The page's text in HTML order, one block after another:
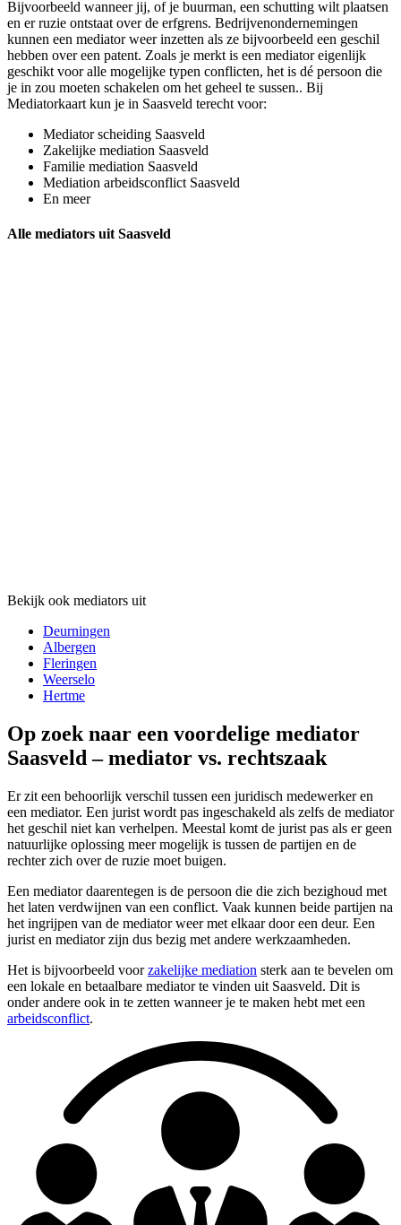
Bijvoorbeeld wanneer jij, of je buurman, een schutting wilt plaatsen
en er ruzie ontstaat over de erfgrens. Bedrijvenondernemingen
kunnen een mediator weer inzetten als ze bijvoorbeeld een geschil
hebben over een patent. Zoals je merkt is een mediator eigenlijk
geschikt voor alle mogelijke typen conflicten, het is dé persoon die
je in zou moeten schakelen om het geheel te sussen.. Bij
Mediatorkaart kun je in Saasveld terecht voor:
Mediator scheiding Saasveld
Zakelijke mediation Saasveld
Familie mediation Saasveld
Mediation arbeidsconflict Saasveld
En meer
Alle mediators uit Saasveld
Bekijk ook mediators uit
Deurningen
Albergen
Fleringen
Weerselo
Hertme
Op zoek naar een voordelige mediator
Saasveld – mediator vs. rechtszaak
Er zit een behoorlijk verschil tussen een juridisch medewerker en
een mediator. Een jurist wordt pas ingeschakeld als zelfs de mediator
het geschil niet kan verhelpen. Meestal komt de jurist pas als er geen
natuurlijke oplossing meer mogelijk is tussen de partijen en de
rechter zich over de ruzie moet buigen.
Een mediator daarentegen is de persoon die die zich bezighoud met
het laten verdwijnen van een conflict. Vaak kunnen beide partijen na
het ingrijpen van de mediator weer met elkaar door een deur. Een
jurist en mediator zijn dus bezig met andere werkzaamheden.
Het is bijvoorbeeld voorzakelijke mediation sterk aan te bevelen om
een lokale en betaalbare mediator te vinden uit Saasveld. Dit is
onder andere ook in te zetten wanneer je te maken hebt met een
arbeidsconflict.